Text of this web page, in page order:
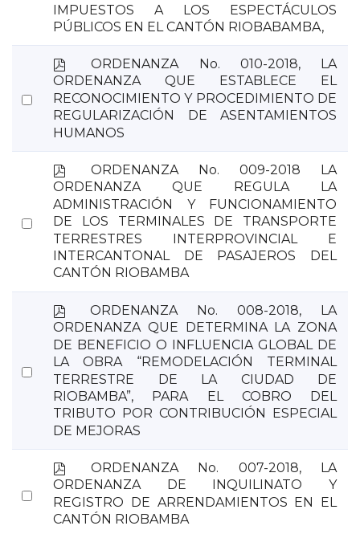
IMPUESTOS A LOS ESPECTÁCULOS
PÚBLICOS EN EL CANTÓN RIOBABAMBA,
Select
p
d
f
ORDENANZA No. 010-2018, LA
ORDENANZA QUE ESTABLECE EL
RECONOCIMIENTO Y PROCEDIMIENTO DE
REGULARIZACIÓN DE ASENTAMIENTOS
HUMANOS
Select
p
d
f
ORDENANZA No. 009-2018 LA
ORDENANZA QUE REGULA LA
ADMINISTRACIÓN Y FUNCIONAMIENTO
DE LOS TERMINALES DE TRANSPORTE
TERRESTRES INTERPROVINCIAL E
INTERCANTONAL DE PASAJEROS DEL
CANTÓN RIOBAMBA
Select
p
d
f
ORDENANZA No. 008-2018, LA
ORDENANZA QUE DETERMINA LA ZONA
DE BENEFICIO O INFLUENCIA GLOBAL DE
LA OBRA “REMODELACIÓN TERMINAL
TERRESTRE DE LA CIUDAD DE
RIOBAMBA”, PARA EL COBRO DEL
TRIBUTO POR CONTRIBUCIÓN ESPECIAL
DE MEJORAS
Select
p
d
f
ORDENANZA No. 007-2018, LA
ORDENANZA DE INQUILINATO Y
REGISTRO DE ARRENDAMIENTOS EN EL
CANTÓN RIOBAMBA